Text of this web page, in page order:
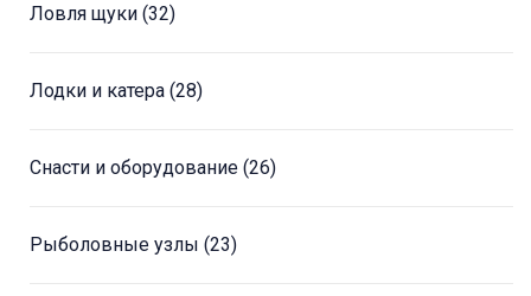
Ловля щуки (32)
Лодки и катера (28)
Снасти и оборудование (26)
Рыболовные узлы (23)